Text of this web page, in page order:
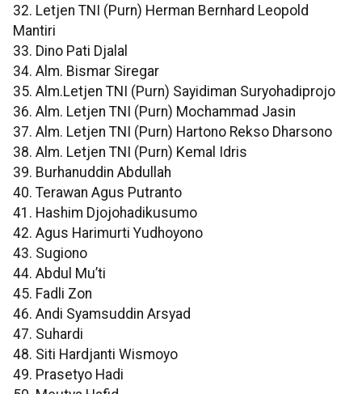
32. Letjen TNI (Purn) Herman Bernhard Leopold
Mantiri
33. Dino Pati Djalal
34. Alm. Bismar Siregar
35. Alm.Letjen TNI (Purn) Sayidiman Suryohadiprojo
36. Alm. Letjen TNI (Purn) Mochammad Jasin
37. Alm. Letjen TNI (Purn) Hartono Rekso Dharsono
38. Alm. Letjen TNI (Purn) Kemal Idris
39. Burhanuddin Abdullah
40. Terawan Agus Putranto
41. Hashim Djojohadikusumo
42. Agus Harimurti Yudhoyono
43. Sugiono
44. Abdul Mu’ti
45. Fadli Zon
46. Andi Syamsuddin Arsyad
47. Suhardi
48. Siti Hardjanti Wismoyo
49. Prasetyo Hadi